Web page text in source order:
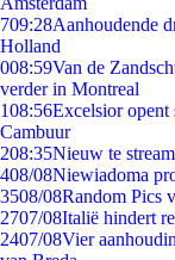
709:28Aanhoudende
Holland
008:59Van de
verder in Montreal
108:56Excelsior opent
Cambuur
208:35Nieuw te
408/08Niewiadoma
3508/08Random Pics
2707/08Italië hindert
2407/08Vier